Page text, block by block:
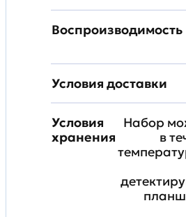
Воспроизводимость
Условия доставки
Условия
хранения
Набор
в